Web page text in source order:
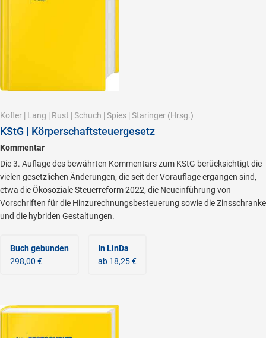
Kofler | Lang | Rust | Schuch | Spies | Staringer (Hrsg.)
KStG | Körperschaftsteuergesetz
Kommentar
Die 3. Auflage des bewährten Kommentars zum KStG berücksichtigt die
vielen gesetzlichen Änderungen, die seit der Vorauflage ergangen sind,
etwa die Ökosoziale Steuerreform 2022, die Neueinführung von
Vorschriften für die Hinzurechnungsbesteuerung sowie die Zinsschranke
und die hybriden Gestaltungen.
Buch gebunden
298,00 €
In LinDa
ab 18,25 €